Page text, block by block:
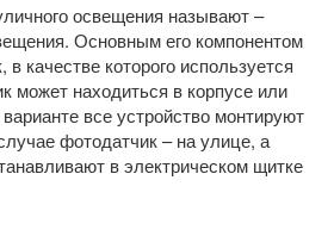
освещения называют –
Основным его компонентом
качестве которого используется
может находиться в корпусе или
все устройство монтируют
фотодатчик – на улице, а
в электрическом щитке